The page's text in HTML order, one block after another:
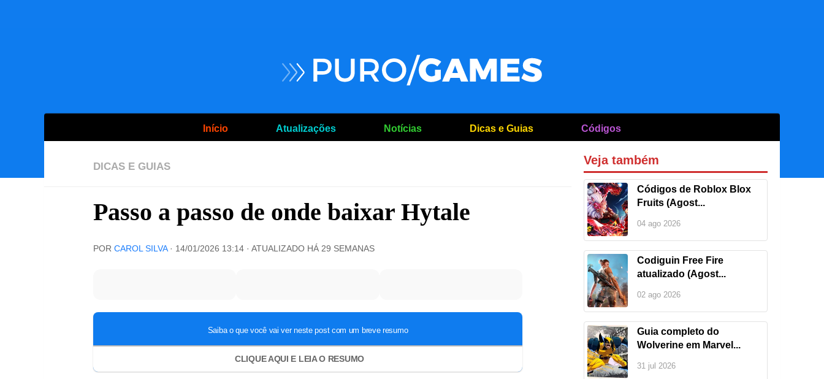
Início Atualizações Notícias Dicas e Guias Códigos
DICAS E GUIAS
Passo a passo de onde baixar Hytale
POR CAROL SILVA · 14/01/2026 13:14 · ATUALIZADO HÁ 29 SEMANAS
Veja também
Códigos de Roblox Blox
Fruits (Agost...
04 ago 2026
Codiguin Free Fire
atualizado (Agost...
02 ago 2026
Guia completo do
Wolverine em Marvel...
31 jul 2026